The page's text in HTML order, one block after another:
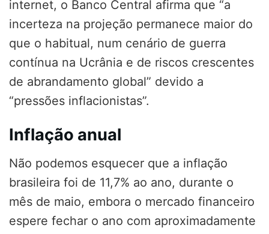
internet, o Banco Central afirma que “a
incerteza na projeção permanece maior do
que o habitual, num cenário de guerra
contínua na Ucrânia e de riscos crescentes
de abrandamento global” devido a
“pressões inflacionistas”.
Inflação anual
Não podemos esquecer que a inflação
brasileira foi de 11,7% ao ano, durante o
mês de maio, embora o mercado financeiro
espere fechar o ano com aproximadamente